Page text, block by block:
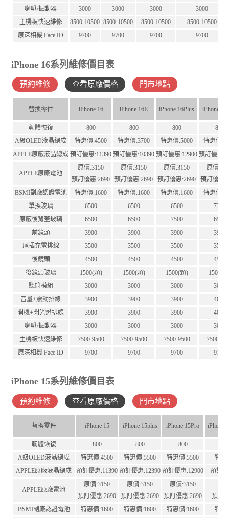
喇叭/振動器
3000 3000 3000
3000
主機板快速維修
8500-10500 8500-10500 8500-10500
8500-10500
原深相機 Face ID
9700 9700 9700 9700
iPhone 16系列維修價目表
預約維修 查看原廠價格 門市地點
替換零件 iPhone 16 iPhone 16E iPhone 16Plus iPhone 16
韌體恢復 800 800 800
800
A級OLED液晶總成
特惠價:4500 特惠價:3700 特惠價:5000
特惠價
APPLE原廠液晶總成 預訂優惠:11390 預訂優惠:10390 預訂優惠:12900 預訂優惠
APPLE原廠電池
原價:3150
預訂優惠:2690
原價:3150
預訂優惠:2690
原價:3150
預訂優惠:2690
原價
預訂優惠
BSMI副廠認證電池
特惠價:1600 特惠價:1600 特惠價:1600
特惠價
單換玻璃
6500 6500 6500
7300
原廠後背蓋玻璃
6500 6500 7500
6500
前鏡頭
3900 3900 3900
3900
尾插充電排線
3500 3500 3500
3500
後鏡頭
4500 4500 4500
4500
後鏡頭玻璃
1500(顆) 1500(顆) 1500(顆)
1500(
聽筒模組
3000 3000 3000
3000
音量+震動排線
3900 3900 3900
4000
開機+閃光燈排線
3900 3900 3900
4000
喇叭/振動器
3000 3000 3000
3000
主機板快速維修
7500-9500 7500-9500 7500-9500
7500-
原深相機 Face ID
9700 9700 9700 9700
iPhone 15系列維修價目表
預約維修 查看原廠價格 門市地點
替換零件 iPhone 15 iPhone 15plus iPhone 15Pro iPhone
軔體恢復 800 800 800
A級OLED液晶總成
特惠價:4500 特惠價:5500 特惠價:5500
特惠
APPLE原廠液晶總成
預訂優惠:11390 預訂優惠:12390 預訂優惠:12900 預訂
APPLE原廠電池
原價:3150
預訂優惠:2690
原價:3150
預訂優惠:2690
原價:3150
預訂優惠:2690
預訂
BSMI副廠認證電池
特惠價:1600 特惠價:1600 特惠價:1600
特惠